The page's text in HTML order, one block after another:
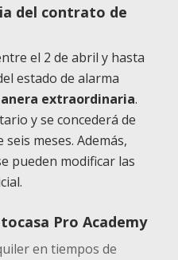
del contrato de
el 2 de abril y hasta
estado de alarma
extraordinaria.
y se concederá de
meses. Además,
pueden modificar las
Pro Academy
en tiempos de